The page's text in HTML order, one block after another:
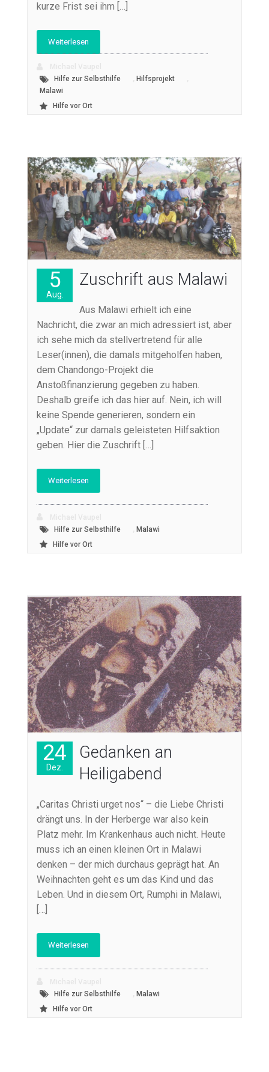
kurze Frist sei ihm […]
Weiterlesen
Hilfe zur Selbsthilfe
Hilfsprojekt
Malawi
Hilfe vor Ort
5
Aug.
Zuschrift aus Malawi
Aus Malawi erhielt ich eine
Nachricht, die zwar an mich adressiert ist, aber
ich sehe mich da stellvertretend für alle
Leser(innen), die damals mitgeholfen haben,
dem Chandongo-Projekt die
Anstoßfinanzierung gegeben zu haben.
Deshalb greife ich das hier auf. Nein, ich will
keine Spende generieren, sondern ein
„Update“ zur damals geleisteten Hilfsaktion
geben. Hier die Zuschrift […]
Weiterlesen
Hilfe zur Selbsthilfe
Malawi
Hilfe vor Ort
24
Dez.
Gedanken an
Heiligabend
„Caritas Christi urget nos“ – die Liebe Christi
drängt uns. In der Herberge war also kein
Platz mehr. Im Krankenhaus auch nicht. Heute
muss ich an einen kleinen Ort in Malawi
denken – der mich durchaus geprägt hat. An
Weihnachten geht es um das Kind und das
Leben. Und in diesem Ort, Rumphi in Malawi,
Weiterlesen
Hilfe zur Selbsthilfe
Malawi
Hilfe vor Ort